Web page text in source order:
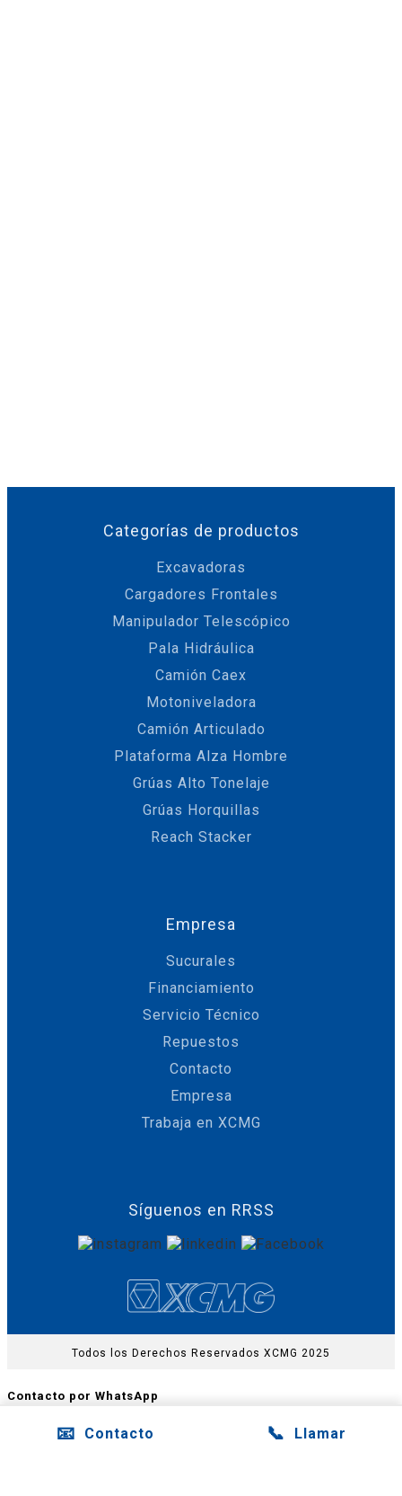
Categorías de productos
Excavadoras
Cargadores Frontales
Manipulador Telescópico
Pala Hidráulica
Camión Caex
Motoniveladora
Camión Articulado
Plataforma Alza Hombre
Grúas Alto Tonelaje
Grúas Horquillas
Reach Stacker
Empresa
Sucurales
Financiamiento
Servicio Técnico
Repuestos
Contacto
Empresa
Trabaja en XCMG
Síguenos en RRSS
Todos los Derechos Reservados XCMG 2025
📧 Contacto 📞 Llamar
Contacto por WhatsApp